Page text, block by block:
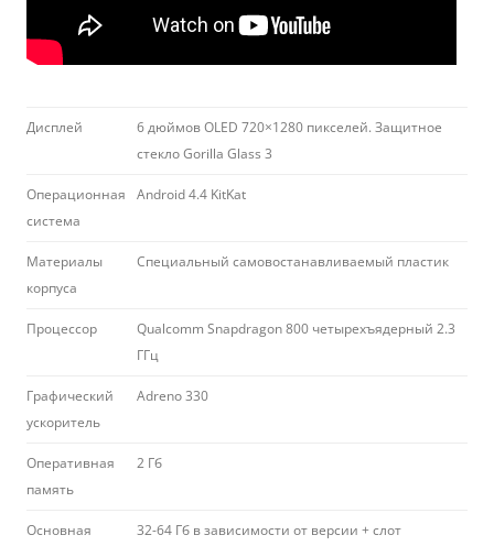
Дисплей
6 дюймов OLED 720×1280 пикселей. Защитное
стекло Gorilla Glass 3
Операционная
система
Android 4.4 KitKat
Материалы
корпуса
Специальный самовостанавливаемый пластик
Процессор
Qualcomm Snapdragon 800 четырехъядерный 2.3
ГГц
Графический
ускоритель
Adreno 330
Оперативная
память
2 Гб
Основная
32-64 Гб в зависимости от версии + слот